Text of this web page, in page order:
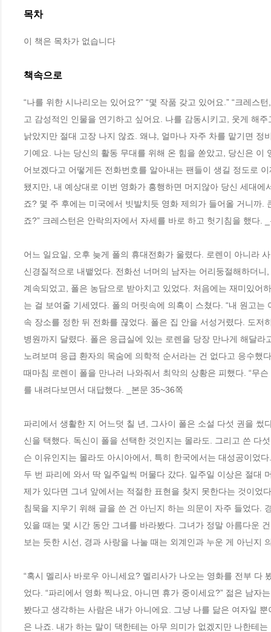
목차
이 책은 목차가 없습니다
책속으로
“나를 위한 시나리오는 있어요?” “몇 작품 갖고 있어요.” “크레
고 감성적인 인물을 연기하고 싶어요. 나를 감동시키고, 웃게 해
낡았지만 절대 고장 나지 않죠. 왜냐, 얼마나 자주 차를 맡기면
기예요. 나는 당신의 활동 무대를 위해 온 힘을 쏟았고, 당신은
어보겠다고 어떻게든 전화번호를 알아내는 팬들이 생길 정도로
됐지만, 내 예상대로 이번 영화가 흥행하면 머지않아 당신 세대
죠? 몇 주 후에는 미국에서 빗발치듯 영화 제의가 들어올 거니까.
죠?” 크레스턴은 안락의자에서 자세를 바로 하고 헛기침을 했다.
어느 일요일, 오후 늦게 폴의 휴대전화가 울렸다. 로렌이 아니라
신경질적으로 내뱉었다. 전화선 너머의 남자는 어리둥절해하더
계속되었고, 폴은 농담으로 받아치고 있었다. 처음에는 재미있어
는 걸 보여줄 기세였다. 폴의 머릿속에 의혹이 스쳤다. “내 원고
속 장소를 정한 뒤 전화를 끊었다. 폴은 집 안을 서성거렸다. 도
병원까지 달렸다. 폴은 응급실에 있는 로렌을 당장 만나게 해달
노려보며 응급 환자의 목숨에 의학적 순서라는 건 없다고 응수
때마침 로렌이 폴을 만나러 나와줘서 최악의 상황은 피했다. “무
를 내려다보면서 대답했다. _본문 35~36쪽
파리에서 생활한 지 어느덧 칠 년, 그사이 폴은 소설 다섯 권을
신을 택했다. 독신이 폴을 선택한 것인지는 몰라도. 그리고 쓴 다
슨 이유인지는 몰라도 아시아에서, 특히 한국에서는 대성공이었
두 번 파리에 와서 딱 일주일씩 머물다 갔다. 일주일 이상은 절대
제가 있다면 그녀 앞에서는 적절한 표현을 찾지 못한다는 것이었
침묵을 지우기 위해 글을 쓴 건 아닌지 하는 의문이 자주 들었다.
있을 때는 몇 시간 동안 그녀를 바라봤다. 그녀가 정말 아름다운
보는 듯한 시선, 경과 사랑을 나눌 때는 외계인과 누운 게 아닌지
“혹시 멜리사 바로우 아니세요? 멜리사가 나오는 영화를 전부 다
었다. “파리에서 영화 찍나요, 아니면 휴가 중이세요?” 젊은 남자
봤다고 생각하는 사람은 내가 아니에요. 그냥 나를 닮은 여자일
은 나죠. 내가 하는 말이 댁한테는 아무 의미가 없겠지만 나한테